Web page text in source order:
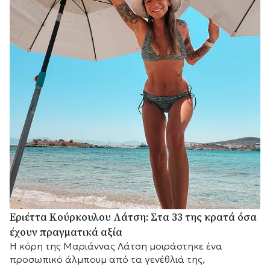
Εριέττα Κούρκουλου Λάτση: Στα 33 της κρατά όσα
έχουν πραγματικά αξία
Η κόρη της Μαριάννας Λάτση μοιράστηκε ένα
προσωπικό άλμπουμ από τα γενέθλιά της,